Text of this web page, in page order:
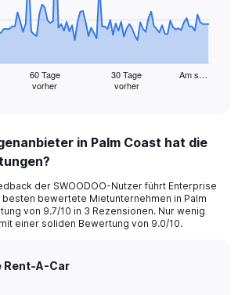
60 Tage
vorher
30 Tage
vorher
Am s…
in Palm Coast hat die
der SWOODOO-Nutzer führt Enterprise
besten bewertete Mietunternehmen in Palm
von 9.7/10 in 3 Rezensionen. Nur wenig
einer soliden Bewertung von 9.0/10.
Rent-A-Car